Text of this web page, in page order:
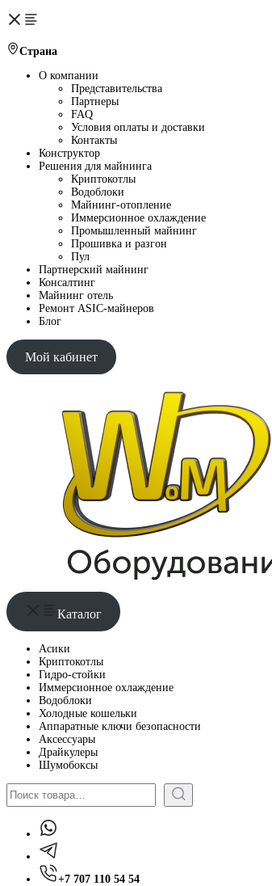
Страна
О компании
Представительства
Партнеры
FAQ
Условия оплаты и доставки
Контакты
Конструктор
Решения для майнинга
Криптокотлы
Водоблоки
Майнинг-отопление
Иммерсионное охлаждение
Промышленный майнинг
Прошивка и разгон
Пул
Партнерский майнинг
Консалтинг
Майнинг отель
Ремонт ASIC-майнеров
Блог
Мой кабинет
Каталог
Асики
Криптокотлы
Гидро-стойки
Иммерсионное охлаждение
Водоблоки
Холодные кошельки
Аппаратные ключи безопасности
Аксессуары
Драйкулеры
Шумобоксы
Поиск
+7 707 110 54 54